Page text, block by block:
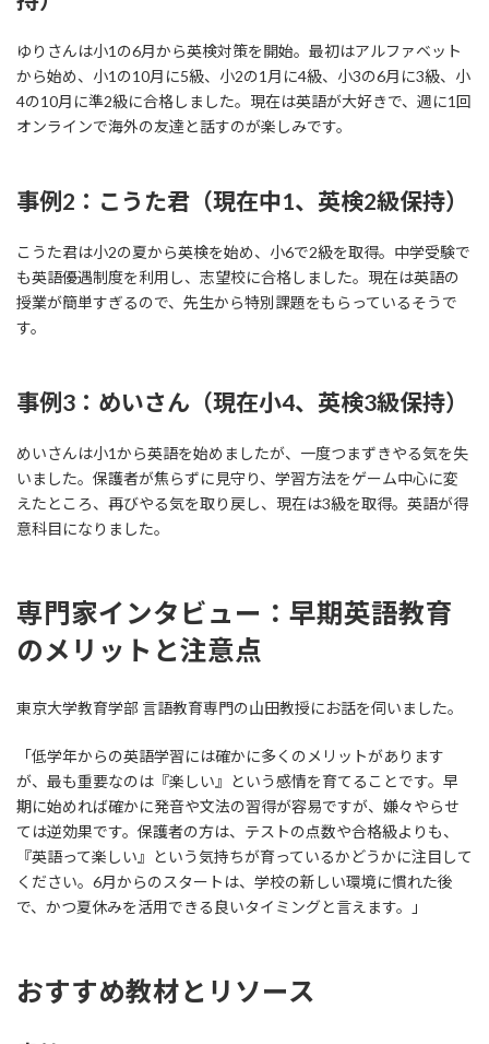
ゆりさんは小1の6月から英検対策を開始。最初はアルファベット
から始め、小1の10月に5級、小2の1月に4級、小3の6月に3級、小
4の10月に準2級に合格しました。現在は英語が大好きで、週に1回
オンラインで海外の友達と話すのが楽しみです。
事例2：こうた君（現在中1、英検2級保持）
こうた君は小2の夏から英検を始め、小6で2級を取得。中学受験で
も英語優遇制度を利用し、志望校に合格しました。現在は英語の
授業が簡単すぎるので、先生から特別課題をもらっているそうで
す。
事例3：めいさん（現在小4、英検3級保持）
めいさんは小1から英語を始めましたが、一度つまずきやる気を失
いました。保護者が焦らずに見守り、学習方法をゲーム中心に変
えたところ、再びやる気を取り戻し、現在は3級を取得。英語が得
意科目になりました。
専門家インタビュー：早期英語教育
のメリットと注意点
東京大学教育学部 言語教育専門の山田教授にお話を伺いました。
「低学年からの英語学習には確かに多くのメリットがあります
が、最も重要なのは『楽しい』という感情を育てることです。早
期に始めれば確かに発音や文法の習得が容易ですが、嫌々やらせ
ては逆効果です。保護者の方は、テストの点数や合格級よりも、
『英語って楽しい』という気持ちが育っているかどうかに注目して
ください。6月からのスタートは、学校の新しい環境に慣れた後
で、かつ夏休みを活用できる良いタイミングと言えます。」
おすすめ教材とリソース